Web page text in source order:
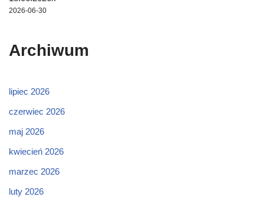
2026-06-30
Archiwum
lipiec 2026
czerwiec 2026
maj 2026
kwiecień 2026
marzec 2026
luty 2026